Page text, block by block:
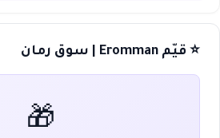
⭐ قيّم Eromman | سوق رمان
🎁